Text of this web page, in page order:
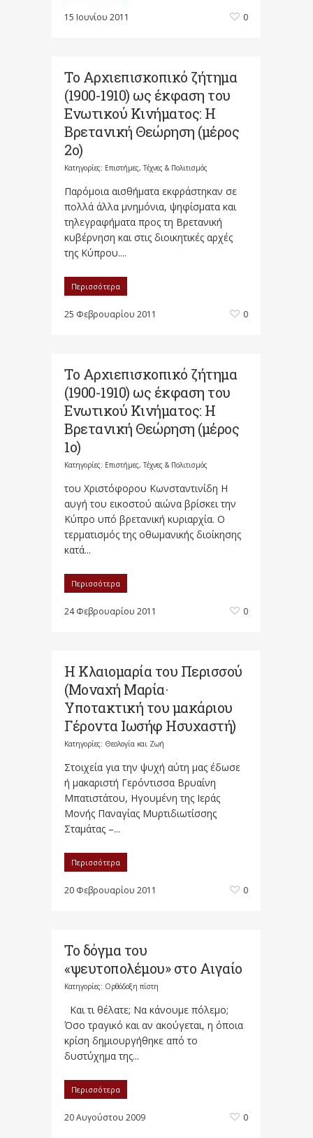
15 Ιουνίου 2011 0
Το Αρχιεπισκοπικό ζήτημα
(1900-1910) ως έκφαση του
Ενωτικού Κινήματος: Η
Βρετανική Θεώρηση (μέρος
Κατηγορίες: Επιστήμες, Τέχνες & Πολιτισμός
Παρόμοια αισθήματα εκφράστηκαν σε
πολλά άλλα μνημόνια, ψηφίσματα και
τηλεγραφήματα προς τη Βρετανική
κυβέρνηση και στις διοικητικές αρχές
της Κύπρου....
Περισσότερα
25 Φεβρουαρίου 2011 0
Το Αρχιεπισκοπικό ζήτημα
(1900-1910) ως έκφαση του
Ενωτικού Κινήματος: Η
Βρετανική Θεώρηση (μέρος
Κατηγορίες: Επιστήμες, Τέχνες & Πολιτισμός
του Χριστόφορου Κωνσταντινίδη Η
αυγή του εικοστού αιώνα βρίσκει την
Κύπρο υπό βρετανική κυριαρχία. Ο
τερματισμός της οθωμανικής διοίκησης
κατά...
Περισσότερα
24 Φεβρουαρίου 2011 0
Η Κλαιομαρία του Περισσού
(Μοναχή Μαρία·
Υποτακτική του μακάριου
Γέροντα Ιωσήφ Ησυχαστή)
Κατηγορίες: Θεολογία και Ζωή
Στοιχεία για την ψυχή αύτη μας έδωσε
ή μακαριστή Γερόντισσα Βρυαίνη
Μπατιστάτου, Ηγουμένη της Ιεράς
Μονής Παναγίας Μυρτιδιωτίσσης
Σταμάτας –...
Περισσότερα
20 Φεβρουαρίου 2011 0
Το δόγμα του
«ψευτοπολέμου» στο Αιγαίο
Κατηγορίες: Ορθόδοξη πίστη
Και τι θέλατε; Να κάνουμε πόλεμο;
Όσο τραγικό και αν ακούγεται, η όποια
κρίση δημιουργήθηκε από το
δυστύχημα της...
Περισσότερα
20 Αυγούστου 2009 0